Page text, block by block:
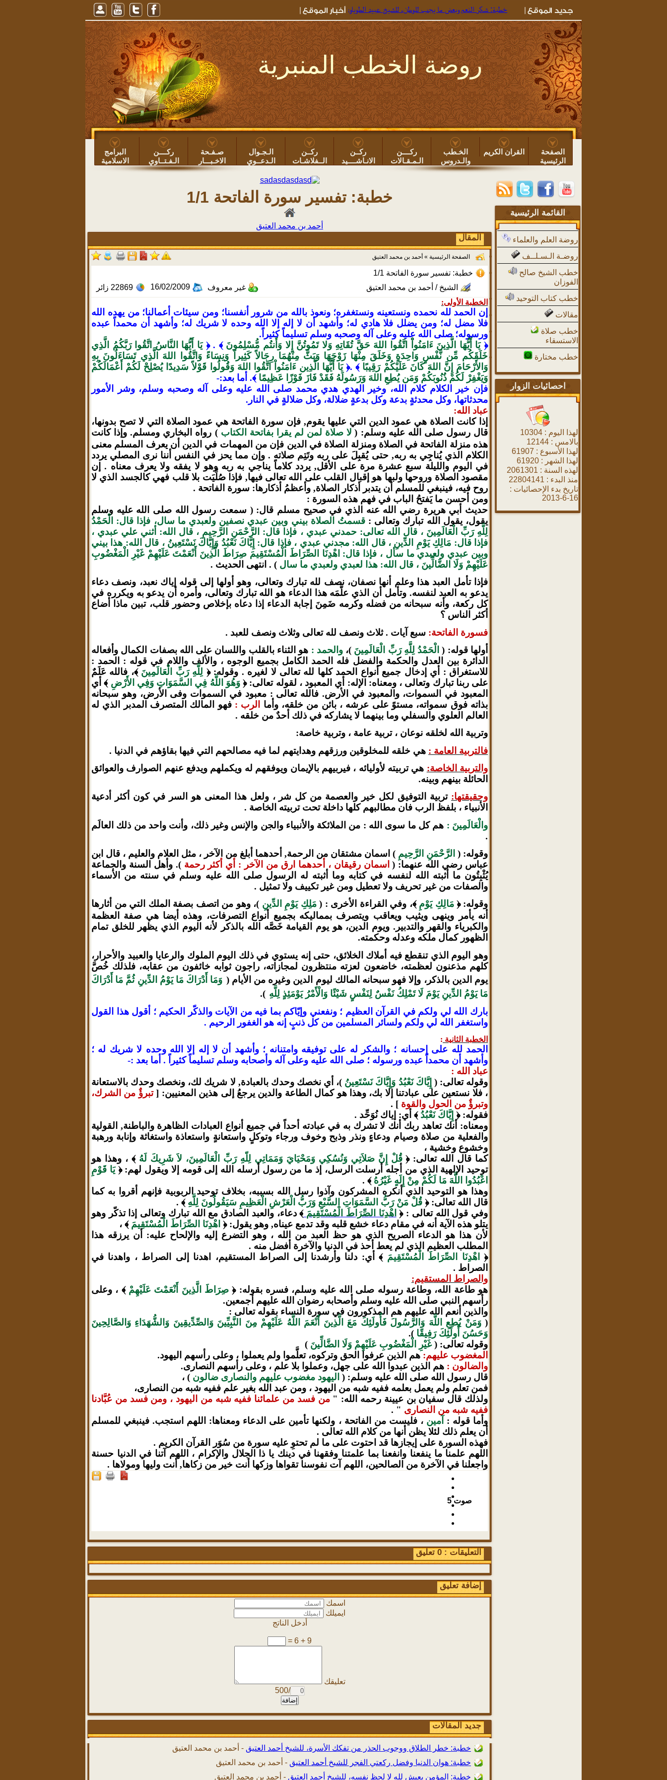
خطبة: بعض أضرار سهر الليل ونوم النهار، للشيخ عبيد الطوياوي=> عبيد بن عساف الطوياوي ۞ خطبة: شكر النعم وبعض ما يجب للوطن، للشيخ عبيد الطوياوي=> جديد خطب الروضة ۞
روضة الخطب المنبرية
الصفحة
الرئيسية
القران الكريم
الخـطب
والـدروس
ركــــن
الـمـقـالات
ركــن
الانـاشــــيد
ركــن
الــفلاشـات
الـجـوال
الـدعــوي
صـفـحة
الاخـبـــار
ركــــن
الـفـتــاوي
البرامج
الاسلامية
القائمة الرئيسية
روضة العلم والعلماء
روضـة الـسـلــف
الفوزان
خطب كتاب التوحيد
مقالات
الاستسقاء
خطب مختارة
احصائيات الزوار
لهذا اليوم : 10304
بالامس : 12144
لهذا الأسبوع : 61907
لهذا الشهر : 61920
لهذه السنة : 2061301
منذ البدء : 22804141
تاريخ بدء الإحصائيات :
16-6-2013
خطبة: تفسير سورة الفاتحة 1/1
أحمد بن محمد العتيق
المقال
الصفحة الرئيسية » أحمد بن محمد العتيق
خطبة: تفسير سورة الفاتحة 1/1
22869 زائر 16/02/2009 غير معروف
الشيخ / أحمد بن محمد العتيق
الخطبة الأولى:
إن الحمد لله نحمده ونستعينه ونستغفره؛ ونعوذ بالله من شرور أنفسنا؛ ومن سيئات أعمالنا؛ من يهده الله
فلا مضل له؛ ومن يضلل فلا هادي له؛ وأشهد أن لا إله إلا الله وحده لا شريك له؛ وأشهد أن محمداً عبده
ورسوله؛ صلى الله عليه وعلى آله وصحبه وسلم تسليماً كثيراً.
﴿ يَا أَيُّهَا الَّذِينَ ءَامَنُواْْ اتَّقُوا اللهَ حَقَّ تُقَاتِهِ وَلا تَمُوتُنَّ إِلا وَأَنتُم مُّسْلِمُونَ ﴾ . ﴿ يَا أَيُّهَا النَّاسُ اتَّقُوا رَبَّكُمُ الَّذِي
خَلَقَكُم مِّن نَّفْسٍ وَاحِدَةٍ وَخَلَقَ مِنْهَا زَوْجَهَا وَبَثَّ مِنْهُمَا رِجَالاً كَثِيراً وَنِسَاءً وَاتَّقُوا اللهَ الَّذِي تَسَاءَلُونَ بِهِ
وَالأَرْحَامَ إِنَّ اللهَ كَانَ عَلَيْكُمْ رَقِيبًا﴾ .﴿ يَا أَيُّهَا الَّذِين ءَامَنُواْ اتَّقُوا اللهَ وَقُولُوا قَوْلاً سَدِيدًا يُصْلِحْ لَكُمْ أَعْمَالَكُمْ
وَيَغْفِرْ لَكُمْ ذُنُوبَكُمْ وَمَن يُطِعِ اللهَ وَرَسُولَهُ فَقَدْ فَازَ فَوْزًا عَظِيمًا ﴾. أما بعد:-
فإن خير الكلام كلام الله، وخير الهدي هدي محمد صلى الله عليه وعلى آله وصحبه وسلم، وشر الأمور
محدثاتها، وكل محدثةٍ بدعة وكل بدعةٍ ضلالة، وكل ضلالةٍ في النار.
عباد الله:
إذا كانت الصلاة هي عمود الدين التي عليها يقوم, فإن سورة الفاتحة هي عمود الصلاة التي لا تصح بدونها،
قال رسول صلى الله عليه وسلم: ( لا صلاة لمن لم يقرا بفاتحة الكتاب ) رواه البخاري ومسلم. وإذا كانت
هذه منزلة الفاتحة في الصلاة ومنزلة الصلاة في الدين فإن من المهمات في الدين أن يعرف المسلم معنى
الكلام الذي يُناجِي به ربه, حتى يُقبِلَ على ربه وتَتِم صلاته . وإن مما يحز في النفس أننا نرى المصلي يردد
في اليوم والليلة سبع عشرة مرة على الأقل, يردد كلاماً يناجي به ربه وهو لا يفقه ولا يعرف معناه . إن
مقصود الصلاة وروحها ولبها هو إقبال القلب على الله تعالى فيها, فإذا صُلِّيَت بلا قلب فهي كالجسد الذي لا
روح فيه، فينبغي للمسلم أن يتدبر أذكار الصلاة, وأعظمُ أذكارها: سورة الفاتحة .
ومن أحسن ما يَفتحُ الباب في فهم هذه السورة :
حديث أبي هريرة رضي الله عنه الذي في صحيح مسلم قال: ( سمعت رسول الله صلى الله عليه وسلم
يقول، يقول الله تبارك وتعالى :قسمتُ الصلاة بيني وبين عبدي نصفين ولعبدي ما سال، فإذا قال: الْحَمْدُ
لِلَّهِ رَبِّ الْعَالَمِينَ ، قال الله تعالى: حمدني عبدي ، فإذا قال: الرَّحْمَنِ الرَّحِيمِ ، قال الله: أثني علي عبدي ،
فإذا قال: مَالِكِ يَوْمِ الدِّينِ ، قال الله: مجدني عبدي ، فإذا قال: إِيَّاكَ نَعْبُدُ وَإِيَّاكَ نَسْتَعِينُ ، قال الله: هذا بيني
وبين عبدي ولعبدي ما سأل ، فإذا قال: اهْدِنَا الصِّرَاطَ الْمُسْتَقِيمَ صِرَاطَ الَّذِينَ أَنْعَمْتَ عَلَيْهِمْ غَيْرِ الْمَغْضُوبِ
عَلَيْهِمْ وَلَا الضَّالِّينَ ، قال الله: هذا لعبدي ولعبدي ما سال ) . انتهى الحديث .
فإذا تأمل العبد هذا وعلم أنها نصفان، نصف لله تبارك وتعالى، وهو أولها إلى قوله إياك نعبد، ونصف دعاء
يدعو به العبد لنفسه. وتأمل أن الذي علَّمَه هذا الدعاء هو الله تبارك وتعالى، وأمره أن يدعو به ويكرره في
كل ركعة، وأنه سبحانه من فضله وكرمه ضَمِنَ إجابة الدعاء إذا دعاه بإخلاص وحضور قلب، تبين ماذا أضاع
أكثر الناس ؟
فسورة الفاتحة: سبع آيات . ثلاث ونصف لله تعالى وثلاث ونصف للعبد .
أولها قوله: ( الْحَمْدُ لِلَّهِ رَبِّ الْعَالَمِينَ )،والحمد : هو الثناء بالقلب واللسان على الله بصفات الكمال وأفعاله
الدائرة بين العدل والحكمة والفضل فله الحمد الكامل بجميع الوجوه ، والألف واللام في قوله : الحمد :
للاستغراق : أي إدخال جميع أنواع الحمد كلها لله تعالى لا لغيره . وقوله: ﴿ لِلَّهِ رَبِّ الْعَالَمِينَ ﴾، فالله عَلَمٌ
على ربنا تبارك وتعالى ، ومعناه: الإله: أي المعبود ، لقوله تعالى: ﴿وَهُوَ اللَّهُ فِي السَّمَوَاتِ وَفِي الأَرْضِ ﴾ أي
المعبود في السموات، والمعبود في الأرض. فالله تعالى : معبود في السموات وفى الأرض، وهو سبحانه
بذاته فوق سمواته، مستوً على عرشه ، بائن من خلقه، وأما
الرب : فهو المالك المتصرف المدبر الذي له
العالم العلوي والسفلي وما بينهما لا يشاركه في ذلك أحدٌ من خلقه .
وتربية الله لخلقه نوعان ، تربية عامة ، وتربية خاصة:
فالتربية العامة : هي خلقه للمخلوقين ورزقهم وهدايتهم لما فيه مصالحهم التي فيها بقاؤهم في الدنيا .
والتربية الخاصة: هي تربيته لأوليائه ، فيربيهم بالإيمان ويوفقهم له ويكملهم ويدفع عنهم الصوارف والعوائق
الحائلة بينهم وبينه.
وحقيقتها: تربية التوفيق لكل خير والعصمة من كل شر ، ولعل هذا المعنى هو السر في كون أكثر أدعية
الأنبياء ، بلفظ الرب فان مطالبهم كلها داخلة تحت تربيته الخاصة .
والْعَالَمِينَ : هم كل ما سوى الله : من الملائكة والأنبياء والجن والإنس وغير ذلك، وأنت واحد من ذلك العالَم
.
وقوله: ( الرَّحْمَنِ الرَّحِيمِ ) اسمان مشتقان من الرحمة, أحدهما أبلغ من الآخر ، مثل العلام والعليم ، قال ابن
عباس رضي الله عنهما: ( اسمان رقيقان ، أحدهما ارق من الآخر : أي أكثر رحمة ).وأهل السنة والجماعة
يُثْبِتُون ما أثبته الله لنفسه في كتابه وما أثبته له الرسول صلى الله عليه وسلم في سنته من الأسماء
والصفات من غير تحريف ولا تعطيل ومن غير تكييف ولا تمثيل .
وقوله: ﴿ مَالِكِ يَوْمِ ﴾، وفي القراءة الأخرى : (مَلِكِ يَوْمِ الدِّينِ )، وهو من اتصف بصفة الملك التي من أثارها
أنه يأمر وينهى ويثيب ويعاقب ويتصرف بمماليكه بجميع أنواع التصرفات، وهذه أيضا هي صفة العظمة
والكبرياء والقهر والتدبير. ويوم الدين، هو يوم القيامة خَصَّه الله بالذكر لأنه اليوم الذي يظهر للخلق تمام
الظهور كمال ملكه وعدله وحكمته.
وهو اليوم الذي تنقطع فيه أملاك الخلائق، حتى إنه يستوي في ذلك اليوم الملوك والرعايا والعبيد والأحرار،
كلهم مذعنون لعظمته، خاضعون لعزته منتظرون لمجازاته، راجون ثوابه خائفون من عقابه، فلذلك خُصَّ
يوم الدين بالذكر، وإلا فهو سبحانه المالك ليوم الدين وغيره من الأيام( وَمَا أَدْرَاكَ مَا يَوْمُ الدِّينِ ثُمَّ مَا أَدْرَاكَ
مَا يَوْمُ الدِّينِ‏ ‏يَوْمَ لَا تَمْلِكُ نَفْسٌ لِنَفْسٍ شَيْئًا‏ ‏وَالْأَمْرُ يَوْمَئِذٍ لِلَّهِ‏ ).
بارك الله لي ولكم في القرآن العظيم ؛ ونفعني وإيّاكم بما فيه من الآيات والذكّر الحكيم ؛ أقول هذا القول
واستغفر الله لي ولكم ولسائر المسلمين من كل ذنبٍ إنه هو الغفور الرحيم .
الخطبة الثانية :
الحمد لله على إحسانه ؛ والشكر له على توفيقه وامتنانه ؛ وأشهد أن لا إله إلا الله وحده لا شريك له ؛
وأشهد أن محمداً عبده ورسوله ؛ صلى الله عليه وعلى آله وأصحابه وسلم تسليماً كثيراً . أما بعد :-
عباد الله :
وقوله تعالى: ( إِيَّاكَ نَعْبُدُ وَإِيَّاكَ نَسْتَعِينُ )، أي نخصك وحدك بالعبادة, لا شريك لك، ونخصك وحدك بالاستعانة
، فلا نستعين على عبادتنا إلا بك، وهذا هو كمال الطاعة والدين يرجعُ إلى هذين المعنيين: [تبرؤٌ من الشرك،
وتبرؤٌ من الحول والقوة ] .
فقوله: ﴿ إِيَّاكَ نَعْبُدُ﴾ أي: إياك نُوَحِّد .
ومعناه: أنك تعاهد ربك أنك لا تشرك به في عبادته أحداً في جميع أنواع العبادات الظاهرة والباطنة, القولية
والفعلية من صلاة وصيام ودعاءٍ ونذر وذبح وخوف ورجاء وتوكلٍ واستعانةٍ واستعاذة واستغاثة وإنابة ورهبة
وخشوع وخشية ،
كما قال الله تعالى: ﴿ قُلْ إِنَّ صَلاَتِي وَنُسُكِي وَمَحْيَايَ وَمَمَاتِي لِلّهِ رَبِّ الْعَالَمِينَ، لاَ شَرِيكَ لَهُ﴾ ، وهذا هو
توحيد الإلهية الذي من أجله أرسلت الرسل، إذ ما من رسول أرسله الله إلى قومه إلا ويقول لهم: ﴿ يَا قَوْمِ
اعْبُدُوا اللَّهَ مَا لَكُمْ مِنْ إِلَهٍ غَيْرُهُ ﴾ .
وهذا هو التوحيد الذي أنكره المشركون وآذوا رسل الله بسببه، بخلاف توحيد الربوبية فإنهم أقروا به كما
قال الله تعالى: ﴿ قُلْ مَنْ رَبُّ السَّمَوَاتِ السَّبْعِ وَرَبُّ الْعَرْشِ الْعَظِيمِ سَيَقُولُونَ لِلَّهِ ﴾ .
وفي قول الله تعالى : ﴿ اهْدِنَا الصِّرَاطَ الْمُسْتَقِيمَ﴾ دعاء، والعبد الصادق مع الله تبارك وتعالى إذا تذكّر وهو
يتلو هذه الآية أنه في مقام دعاء خشع قلبه وقد تدمع عيناه, وهو يقول: ﴿ اهْدِنَا الصِّرَاطَ الْمُسْتَقِيمَ﴾ ،
لأن هذا هو الدعاء الصريح الذي هو حظ العبد من الله ، وهو التضرع إليه والإلحاح عليه: أن يرزقه هذا
المطلب العظيم الذي لم يعط أحذ في الدنيا والآخرة أفضل منه .
﴿
اهْدِنَا الصِّرَاطَ الْمُسْتَقِيمَ ﴾ أي: دلنا وأرشدنا إلى الصراط المستقيم، اهدنا إلى الصراط ، واهدنا في
الصراط .
والصراط المستقيم:
هو طاعة الله، وطاعة رسوله صلى الله عليه وسلم، فسره بقوله: ﴿ صِرَاطَ الَّذِينَ أَنْعَمْتَ عَلَيْهِمْ ﴾ ، وعلى
رأسهم النبي صلى الله عليه وسلم وأصحابه رضوان الله عليهم أجمعين.
والذين أنعم الله عليهم هم المذكورون في سورة النساء بقوله تعالى :
(وَمَنْ يُطِعِ اللَّهَ وَالرَّسُولَ فَأُولَئِكَ مَعَ الَّذِينَ أَنْعَمَ اللَّهُ عَلَيْهِمْ مِنَ النَّبِيِّينَ وَالصِّدِّيقِينَ وَالشُّهَدَاءِ وَالصَّالِحِينَ
وَحَسُنَ أُولَئِكَ رَفِيقًا ).
وقوله تعالى: (غَيْرِ الْمَغْضُوبِ عَلَيْهِمْ وَلَا الضَّالِّينَ )
المغضوب عليهم: هم الذين عرفوا الحق وتركوه، تعلَّموا ولم يعملوا ، وعلى رأسهم اليهود.
والضالون : هم الذين عبدوا الله على جهل، وعملوا بلا علم ، وعلى رأسهم النصارى.
قال رسول الله صلى الله عليه وسلم: ( اليهود مغضوب عليهم والنصارى ضالون ) ،
فمن تعلم ولم يعمل بعلمه ففيه شبه من اليهود ، ومن عبد الله بغير علم ففيه شبه من النصارى،
ولذلك قال سفيان بن عيينة رحمه الله: "من فسد من علمائنا ففيه شبه من اليهود ، ومن فسد من عُبَّادنا
ففيه شبه من النصارى "
.
وأما قوله : آمين ، فليست من الفاتحة ، ولكنها تأمين على الدعاء ومعناها: اللهم استجب. فينبغي للمسلم
أن يعلم ذلك لئلا يظن أنها من كلام الله تعالى .
فهذه السورة على إيجازها قد احتوت على ما لم تحتوِ عليه سورة من سُوَر القرآن الكريم .
اللهم علمنا ما ينفعنا وانفعنا بما علمتنا وفقهنا في دينك يا ذا الجلال والإكرام ، اللهم آتنا في الدنيا حسنة
واجعلنا في الآخرة من الصالحين، اللهم آت نفوسنا تقواها وزكها أنت خير من زكاها, أنت وليها ومولاها .
5صوت
التعليقات : 0 تعليق
إضافة تعليق
اسمك
ايميلك
أدخل الناتج
9 + 6 =
تعليقك
/500
إضافة
جديد المقالات
خطبة: خطر الطلاق ووجوب الحذر من تفكك الأسرة، للشيخ أحمد العتيق - أحمد بن محمد العتيق
خطبة: هوان الدنيا وفضل ركعتي الفجر للشيخ أحمد العتيق - أحمد بن محمد العتيق
خطبة: المؤمن يعيش لله لا لحظ نفسه، للشيخ أحمد العتيق - أحمد بن محمد العتيق